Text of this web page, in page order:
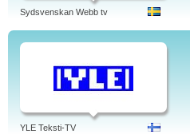
Sydsvenskan Webb tv
YLE Teksti-TV